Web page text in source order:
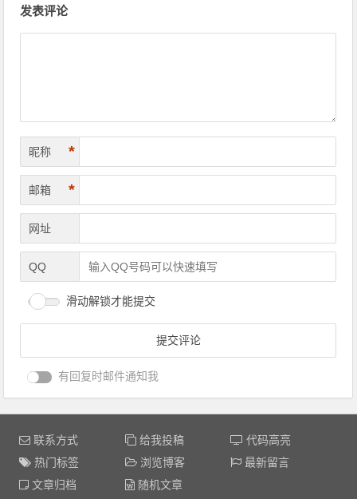
发表评论
昵称 *
邮箱 *
网址
QQ
滑动解锁才能提交
有回复时邮件通知我
联系方式 给我投稿
代码高亮
热门标签
浏览博客
最新留言
文章归档
随机文章